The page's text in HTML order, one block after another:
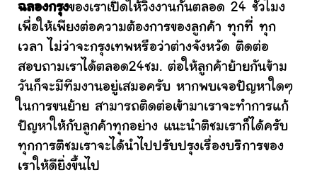
ฉลองกรุงของเราเปิดให้วิ่งงานกันตลอด 24 ชั่วโมง
เพื่อให้เพียงต่อความต้องการของลูกค้า ทุกที่ ทุก
เวลา ไม่ว่าจะกรุงเทพหรือว่าต่างจังหวัด ติดต่อ
สอบถามเราได้ตลอด24ชม. ต่อให้ลูกค้าย้ายกันข้าม
วันก็จะมีทีมงานอยู่เสมอครับ หากพบเจอปัญหาใดๆ
ในการขนย้าย สามารถติดต่อเข้ามาเราจะทำการแก้
ปัญหาให้กับลูกค้าทุกอย่าง แนะนำติชมเราก็ได้ครับ
ทุกการติชมเราจะได้นำไปปรับปรุงเรื่องบริการของ
เราให้ดียิ่งขึ้นไป